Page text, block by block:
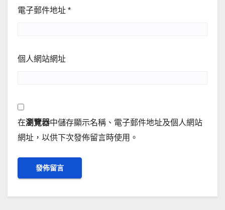
電子郵件地址 *
個人網站網址
在瀏覽器中儲存顯示名稱、電子郵件地址及個人網站
網址，以供下次發佈留言時使用。